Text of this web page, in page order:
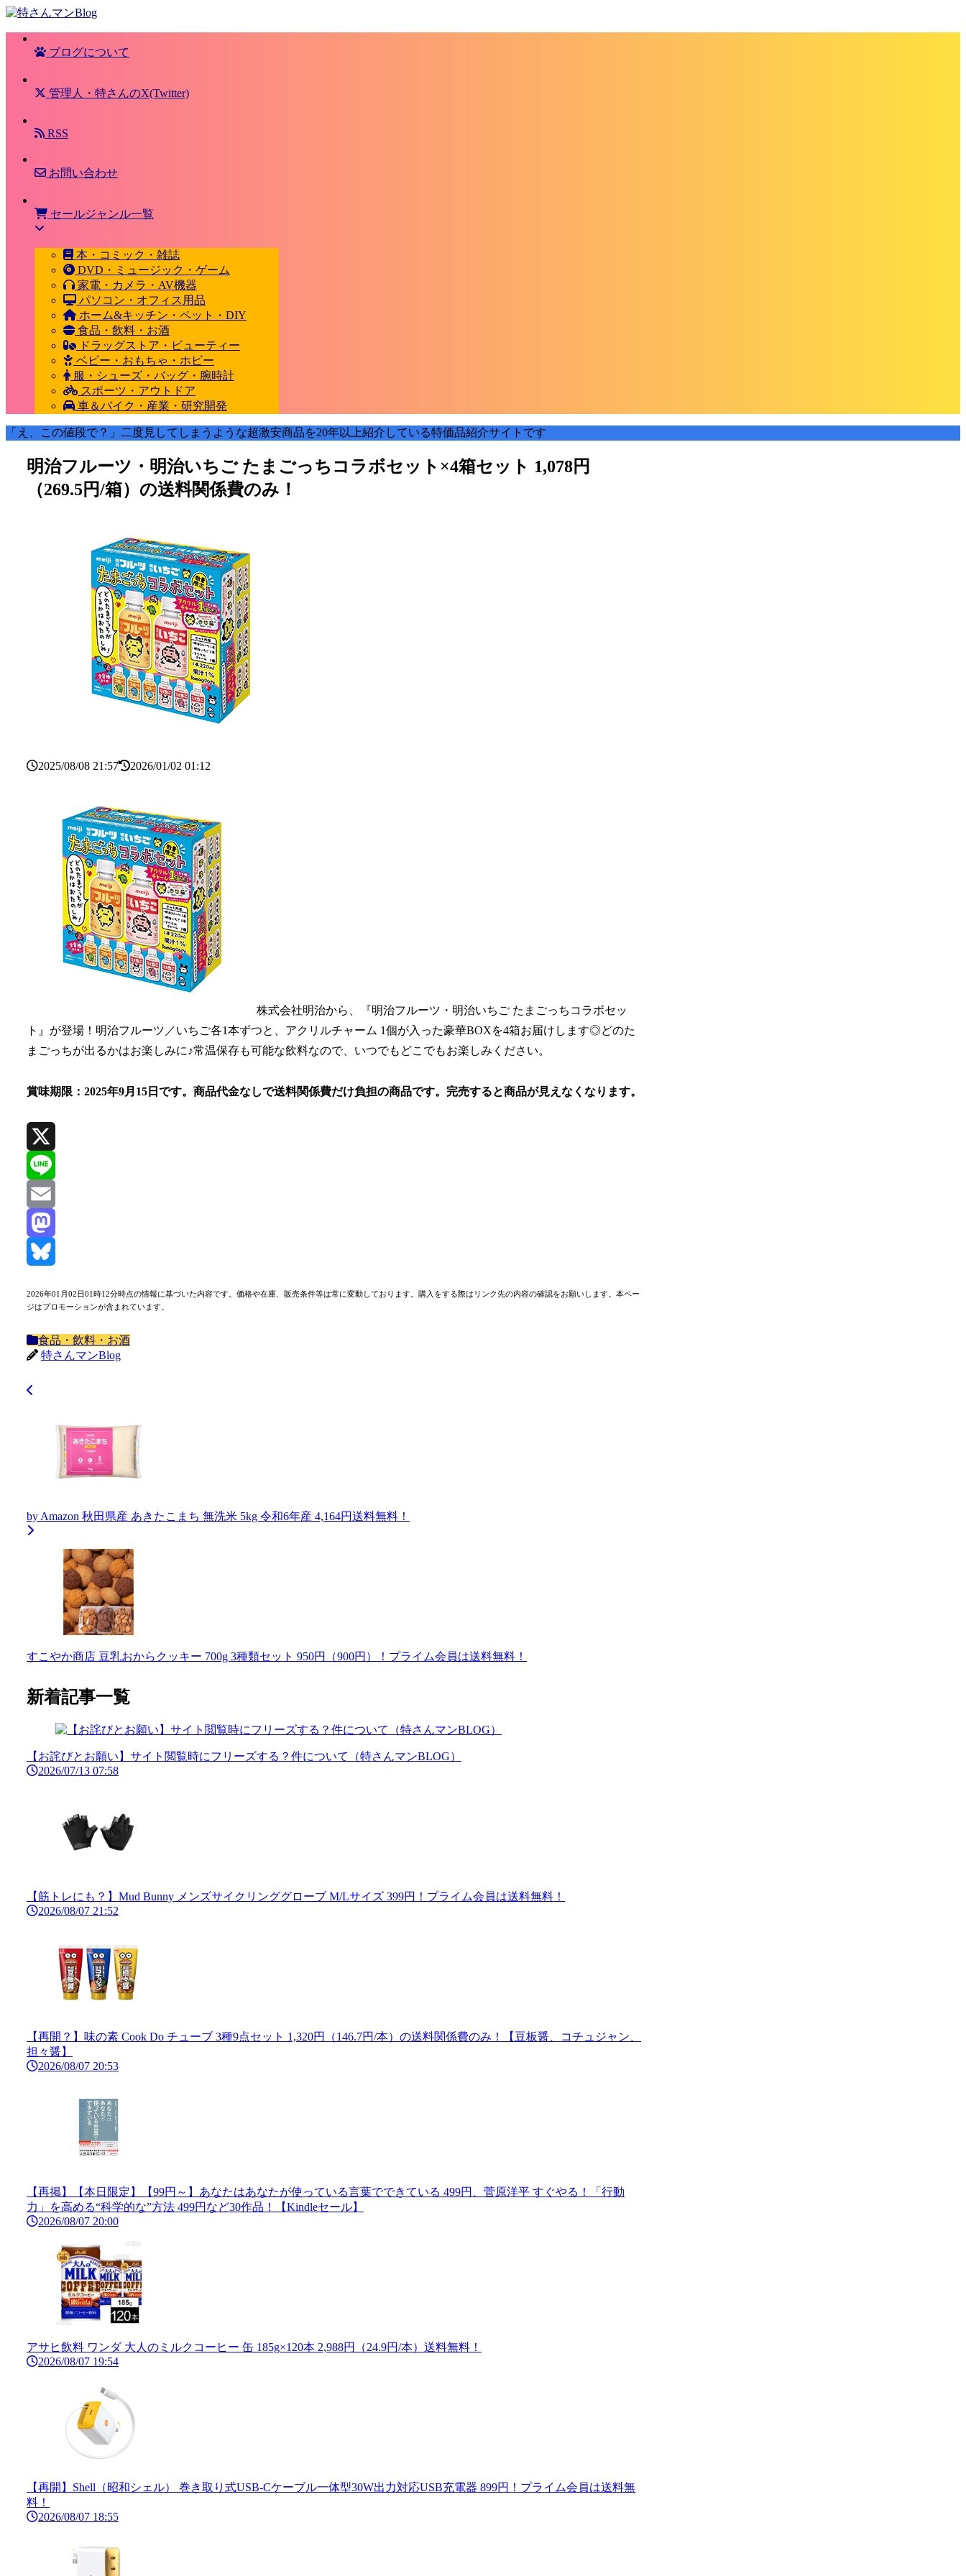
ブログについて
管理人・特さんのX(Twitter)
RSS
お問い合わせ
セールジャンル一覧
本・コミック・雑誌
DVD・ミュージック・ゲーム
家電・カメラ・AV機器
パソコン・オフィス用品
ホーム&キッチン・ペット・DIY
食品・飲料・お酒
ドラッグストア・ビューティー
ベビー・おもちゃ・ホビー
服・シューズ・バッグ・腕時計
スポーツ・アウトドア
車＆バイク・産業・研究開発
「え、この値段で？」二度見してしまうような超激安商品を20年以上紹介している特価品紹介サイトです
明治フルーツ・明治いちご たまごっちコラボセット×4箱セット 1,078円
（269.5円/箱）の送料関係費のみ！
2025/08/08 21:57 2026/01/02 01:12
株式会社明治から、『明治フルーツ・明治いちご たまごっちコラボセッ
ト』が登場！明治フルーツ／いちご各1本ずつと、アクリルチャーム 1個が入った豪華BOXを4箱お届けします◎どのた
まごっちが出るかはお楽しみに♪常温保存も可能な飲料なので、いつでもどこでもお楽しみください。
賞味期限：2025年9月15日です。商品代金なしで送料関係費だけ負担の商品です。完売すると商品が見えなくなります。
X
Line
Email
Mastodon
2026年01月02日01時12分時点の情報に基づいた内容です。価格や在庫、販売条件等は常に変動しております。購入をする際はリンク先の内容の確認をお願いします。本ペー
ジはプロモーションが含まれています。
食品・飲料・お酒
特さんマンBlog
by Amazon 秋田県産 あきたこまち 無洗米 5kg 令和6年産 4,164円送料無料！
すこやか商店 豆乳おからクッキー 700g 3種類セット 950円（900円）！プライム会員は送料無料！
新着記事一覧
【お詫びとお願い】サイト閲覧時にフリーズする？件について（特さんマンBLOG）
2026/07/13 07:58
【筋トレにも？】Mud Bunny メンズサイクリンググローブ M/Lサイズ 399円！プライム会員は送料無料！
2026/08/07 21:52
【再開？】味の素 Cook Do チューブ 3種9点セット 1,320円（146.7円/本）の送料関係費のみ！【豆板醤、コチュジャン、
担々醤】
2026/08/07 20:53
【再掲】【本日限定】【99円～】あなたはあなたが使っている言葉でできている 499円、菅原洋平 すぐやる！「行動
力」を高める“科学的な”方法 499円など30作品！【Kindleセール】
2026/08/07 20:00
アサヒ飲料 ワンダ 大人のミルクコーヒー 缶 185g×120本 2,988円（24.9円/本）送料無料！
2026/08/07 19:54
【再開】Shell（昭和シェル） 巻き取り式USB-Cケーブル一体型30W出力対応USB充電器 899円！プライム会員は送料無
料！
2026/08/07 18:55